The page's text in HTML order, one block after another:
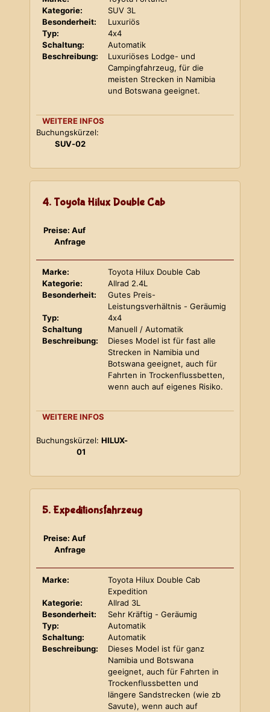
Kategorie:
SUV 3L
Besonderheit:
Luxuriös
Typ:
4x4
Schaltung:
Automatik
Beschreibung:
Luxuriöses Lodge- und
Campingfahrzeug, für die
meisten Strecken in Namibia
und Botswana geeignet.
WEITERE INFOS
Buchungskürzel:
SUV-02
4. Toyota Hilux Double Cab
Preise: Auf
Anfrage
Marke:
Toyota Hilux Double Cab
Kategorie:
Allrad 2.4L
Besonderheit:
Gutes Preis-
Leistungsverhältnis - Geräumig
Typ:
4x4
Schaltung
Manuell / Automatik
Beschreibung:
Dieses Model ist für fast alle
Strecken in Namibia und
Botswana geeignet, auch für
Fahrten in Trockenflussbetten,
wenn auch auf eigenes Risiko.
WEITERE INFOS
Buchungskürzel: HILUX-
01
5. Expeditionsfahrzeug
Preise: Auf
Anfrage
Marke:
Toyota Hilux Double Cab
Expedition
Kategorie:
Allrad 3L
Besonderheit:
Sehr Kräftig - Geräumig
Typ:
Automatik
Schaltung:
Automatik
Beschreibung:
Dieses Model ist für ganz
Namibia und Botswana
geeignet, auch für Fahrten in
Trockenflussbetten und
längere Sandstrecken (wie zb
Savute), wenn auch auf